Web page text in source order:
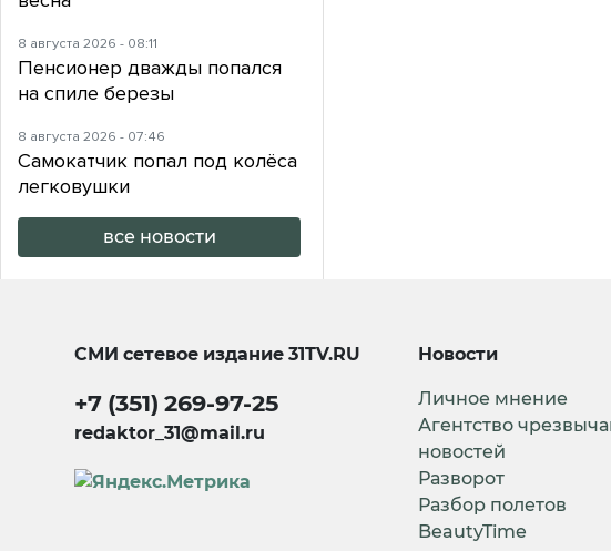
8 августа 2026 - 08:11
Пенсионер дважды попался
на спиле березы
8 августа 2026 - 07:46
Самокатчик попал под колёса
легковушки
все новости
СМИ сетевое издание31TV.RU
+7 (351) 269-97-25
redaktor_31@mail.ru
Новости
Личное мнение
Агентство
новостей
Разворот
Разбор полетов
BeautyTime